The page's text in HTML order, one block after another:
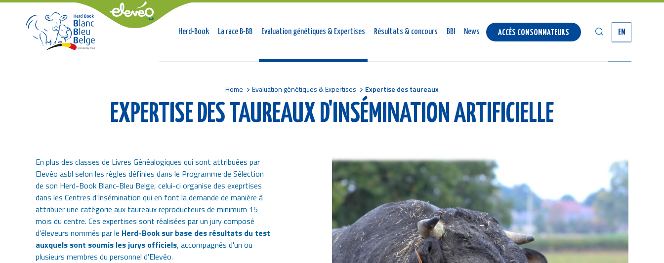
Navigation
Herd-Book La race B-BB Evaluation génétiques & Expertises Résultats & concours BBI News ACCÈS CONSOMMATEURS SEARCH EN
Home Evaluation génétiques & Expertises Expertise des taureaux
EXPERTISE DES TAUREAUX D'INSÉMINATION ARTIFICIELLE
En plus des classes de Livres Généalogiques qui sont attribuées par
Elevéo asbl selon les règles définies dans le Programme de Sélection
de son Herd-Book Blanc-Bleu Belge, celui-ci organise des exeprtises
dans les Centres d'Insémination qui en font la demande de manière à
attribuer une catégorie aux taureaux reproducteurs de minimum 15
mois du centre. Ces expertises sont réalisées par un jury composé
d'éleveurs nommés par le Herd-Book sur base des résultats du test
auxquels sont soumis les jurys officiels, accompagnés d'un ou
plusieurs membres du personnel d'Elevéo.
Image